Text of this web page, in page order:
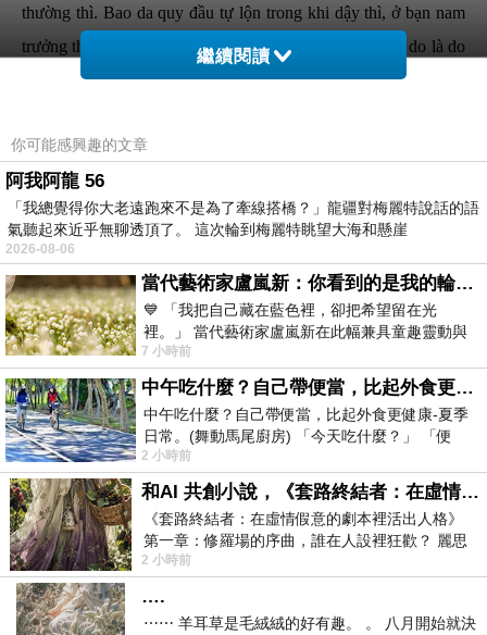
thường thì. Bao da quy đầu tự lộn trong khi dậy thì, ở bạn nam
trưởng thành Nếu như chưa lột bao quy đầu thì nguyên do là do
bệnh lý đầu dương vật. Bệnh đầu "cậu bé" hay bắt gặp đặc biệt
động đến có con, sinh hoạt tình dục cùng với những bệnh nhiễm
trùng bệnh nam khoa.
Cắt bao da quy đầu là thủ thuật dễ thực hiện được sử dụng dành
cho phái mạnh mắc hẹp đầu "cậu nhỏ", bao quy đầu dài hoặc
tắc đầu "cậu bé". Bên cạnh đó các cơ thể nhiễm bệnh về đầu
"cậu bé" bởi vì bao quy đầu cũng được suy nghĩ thật kỹ gây tiểu
phẫu này. Phẫu thuật cắt bao quy đầu được thực hiện tại những
cơ sở y tế uy tín lớn. Vì khi tiến hành tại những khu vực kém
đảm bảo thì khả năng hậu quả, viêm nhiễm hay tổn thương
dương vật có thể diễn ra.
Sau khi cắt bao da quy đầu, tác dụng sinh sản cùng với có con
của bạn nam không bị ảnh hưởng. Bên cạnh đó cắt bao da quy
đầu con giúp bảo vệ đấng mày râu khỏi những chi phối từ khả
繼續閱讀
你可能感興趣的文章
阿我阿龍 56
「我總覺得你大老遠跑來不是為了牽線搭橋？」龍疆對梅麗特說話的語
氣聽起來近乎無聊透頂了。 這次輪到梅麗特眺望大海和懸崖
2026-08-06
當代藝術家盧嵐新：你看到的是我的輪廓，還是你的故事？——藏在藍色裡的希望與光
💙 「我把自己藏在藍色裡，卻把希望留在光
裡。」 當代藝術家盧嵐新在此幅兼具童趣靈動與
抽象韻味的新作中，用湛藍的羽翼般色塊包覆著
7 小時前
中午吃什麼？自己帶便當，比起外食更健康-夏季日常。(舞動馬尾廚房)
中午吃什麼？自己帶便當，比起外食更健康-夏季
日常。(舞動馬尾廚房) 「今天吃什麼？」 「便
當？麵？還是炒飯？」 每天都在選擇
2 小時前
和AI 共創小說，《套路終結者：在虛情假意的劇本裡活出人格》
《套路終結者：在虛情假意的劇本裡活出人格》
第一章：修羅場的序曲，誰在人設裡狂歡？ 麗思
卡爾頓酒店的總統套房內，燈光昏
2 小時前
….
⋯⋯ 羊耳草是毛絨絨的好有趣。 。 八月開始就決